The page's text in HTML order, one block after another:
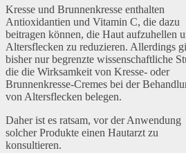
Kresse und Brunnenkresse enthalten
Antioxidantien und Vitamin C, die dazu
beitragen können, die Haut aufzuhellen
Altersflecken zu reduzieren. Allerdings
bisher nur begrenzte wissenschaftliche
die die Wirksamkeit von Kresse- oder
Brunnenkresse-Cremes bei der
von Altersflecken belegen.
Daher ist es ratsam, vor der Anwendung
solcher Produkte einen Hautarzt zu
konsultieren.